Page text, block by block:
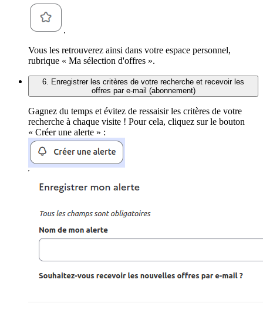
.
Vous les retrouverez ainsi dans votre espace personnel,
rubrique « Ma sélection d'offres ».
6. Enregistrer les critères de votre recherche et recevoir les
offres par e-mail (abonnement)
Gagnez du temps et évitez de ressaisir les critères de votre
recherche à chaque visite ! Pour cela, cliquez sur le bouton
« Créer une alerte » :